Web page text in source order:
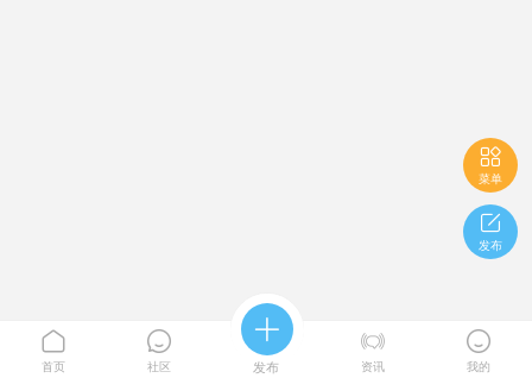

菜单

发布

首页

社区

发布

资讯

我的